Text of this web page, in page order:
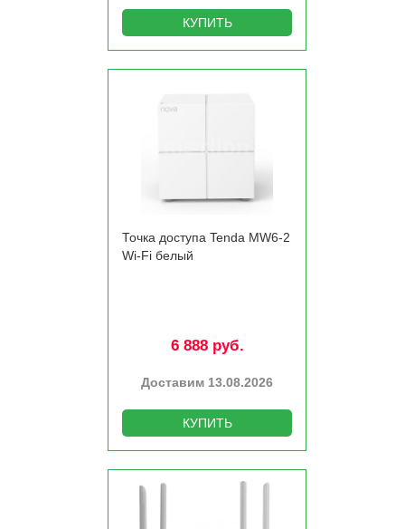
КУПИТЬ
Точка доступа Tenda MW6-2
Wi-Fi белый
6 888 руб.
Доставим 13.08.2026
КУПИТЬ